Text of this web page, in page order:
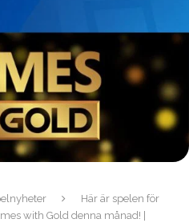
Här är spelen för
with Gold denna månad! |